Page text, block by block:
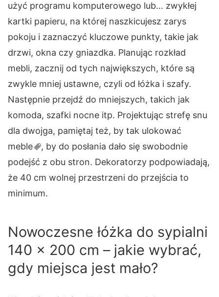
użyć programu komputerowego lub… zwykłej
kartki papieru, na której naszkicujesz zarys
pokoju i zaznaczyć kluczowe punkty, takie jak
drzwi, okna czy gniazdka. Planując rozkład
mebli, zacznij od tych największych, które są
zwykle mniej ustawne, czyli od łóżka i szafy.
Następnie przejdź do mniejszych, takich jak
komoda, szafki nocne itp. Projektując strefę snu
dla dwojga, pamiętaj też, by tak ulokować
meble
, by do posłania dało się swobodnie
podejść z obu stron. Dekoratorzy podpowiadają,
że 40 cm wolnej przestrzeni do przejścia to
minimum.
Nowoczesne łóżka do sypialni
140 × 200 cm – jakie wybrać,
gdy miejsca jest mało?